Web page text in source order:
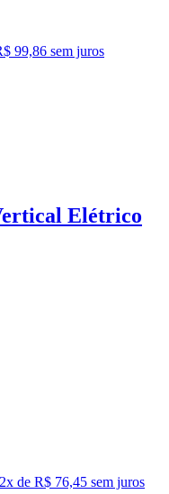
99,86 sem juros
Elétrico
2x de R$ 76,45 sem juros